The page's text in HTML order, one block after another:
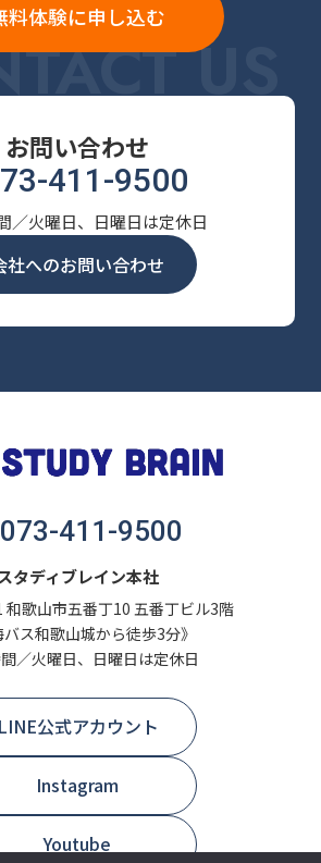
料体験に申し込む
US
お問い合わせ
411-9500
／火曜日、日曜日は定休日
社へのお問い合わせ
073-411-9500
タディブレイン本社
和歌山市五番丁10 五番丁ビル3階
バス和歌山城から徒歩3分》
／火曜日、日曜日は定休日
LINE公式アカウント
Instagram
Youtube